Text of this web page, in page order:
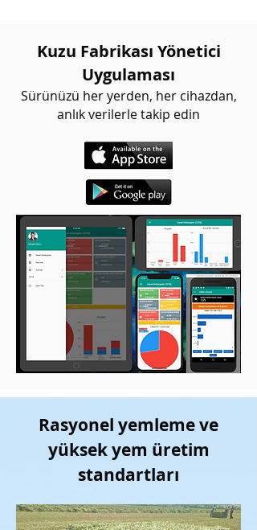
Kuzu Fabrikası Yönetici
Uygulaması
Sürünüzü her yerden, her cihazdan,
anlık verilerle takip edin
Rasyonel yemleme ve
yüksek yem üretim
standartları